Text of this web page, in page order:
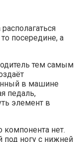
посередине, а
тем самым
в машине
педаль,
элемент в
компонента нет.
под ногу с нижней